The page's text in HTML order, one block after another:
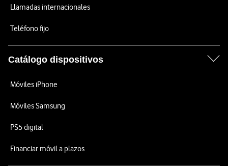
Llamadas internacionales
Teléfono fijo
Catálogo dispositivos
Móviles iPhone
Móviles Samsung
PS5 digital
Financiar móvil a plazos